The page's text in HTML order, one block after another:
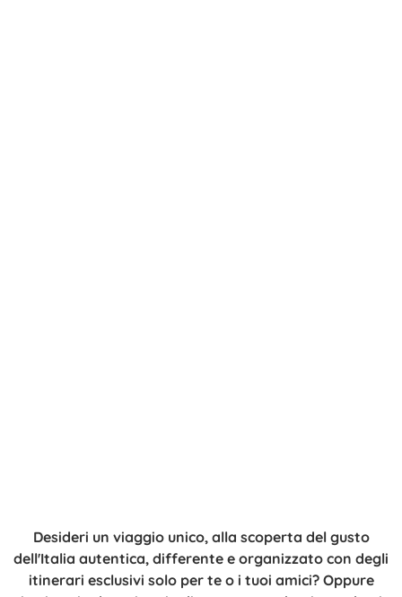
Desideri un viaggio unico, alla scoperta del gusto
dell'Italia autentica, differente e organizzato con degli
itinerari esclusivi solo per te o i tuoi amici? Oppure